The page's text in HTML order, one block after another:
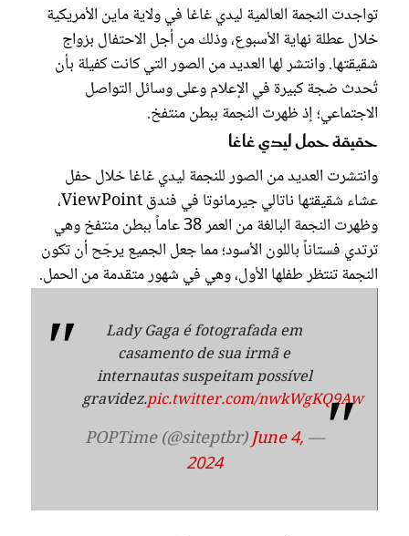
تواجدت النجمة العالمية ليدي غاغا في ولاية ماين الأمريكية
خلال عطلة نهاية الأسبوع، وذلك من أجل الاحتفال بزواج
شقيقتها. وانتشر لها العديد من الصور التي كانت كفيلة بأن
تُحدث ضجة كبيرة في الإعلام وعلى وسائل التواصل
الاجتماعي؛ إذ ظهرت النجمة ببطن منتفخ.
حقيقة حمل ليدي غاغا
وانتشرت العديد من الصور للنجمة ليدي غاغا خلال حفل
عشاء شقيقتها ناتالي جيرمانوتا في فندق ViewPoint،
وظهرت النجمة البالغة من العمر 38 عاماً ببطن منتفخ وهي
ترتدي فستاناً باللون الأسود؛ مما جعل الجميع يرجّح أن تكون
النجمة تنتظر طفلها الأول، وهي في شهور متقدمة من الحمل.
Lady Gaga é fotografada em
casamento de sua irmã e
internautas suspeitam possível
gravidez.pic.twitter.com/nwkWgKQ9Aw
— POPTime (@siteptbr)
June 4,
2024
مجلة سيدتي
غلاف رفمي